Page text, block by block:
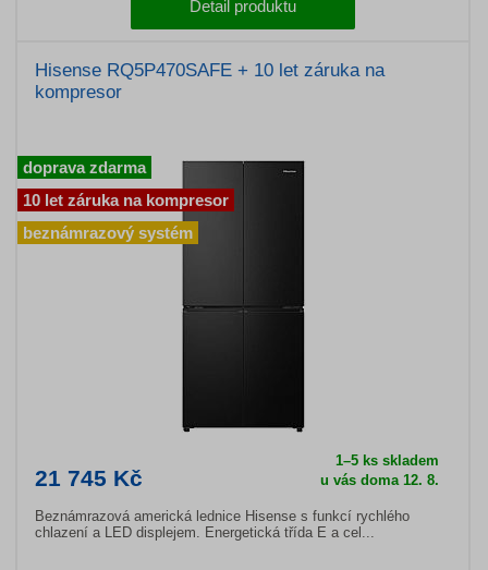
Detail produktu
Hisense RQ5P470SAFE + 10 let záruka na
kompresor
21 745 Kč
1–5 ks skladem
u vás doma 12. 8.
Beznámrazová americká lednice Hisense s funkcí rychlého
chlazení a LED displejem. Energetická třída E a cel...
doprava zdarma
10 let záruka na kompresor
beznámrazový systém